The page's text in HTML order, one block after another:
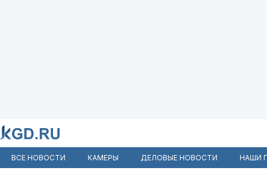
ВСЕ НОВОСТИ КАМЕРЫ ДЕЛОВЫЕ НОВОСТИ НАШИ